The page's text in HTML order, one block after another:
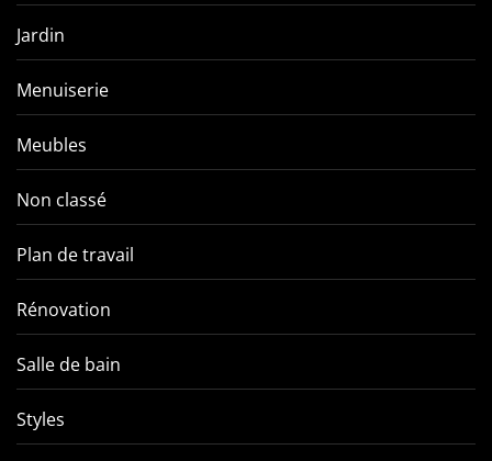
Jardin
Menuiserie
Meubles
Non classé
Plan de travail
Rénovation
Salle de bain
Styles